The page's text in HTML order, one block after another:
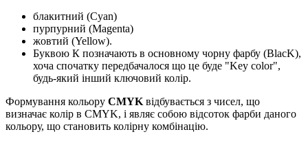
блакитний (Сyan)
пурпурний (Мagenta)
жовтий (Yellow).
Буквою К позначають в основному чорну фарбу (BlacK),
хоча спочатку передбачалося що це буде "Key color",
будь-який інший ключовий колір.
Формування кольору CMYK відбувається з чисел, що
визначає колір в CMYK, і являє собою відсоток фарби даного
кольору, що становить колірну комбінацію.